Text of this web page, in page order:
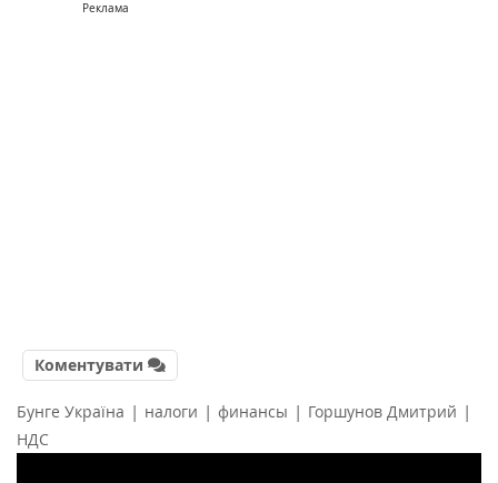
Реклама
Коментувати
Бунге Україна | налоги | финансы | Горшунов Дмитрий |
НДС